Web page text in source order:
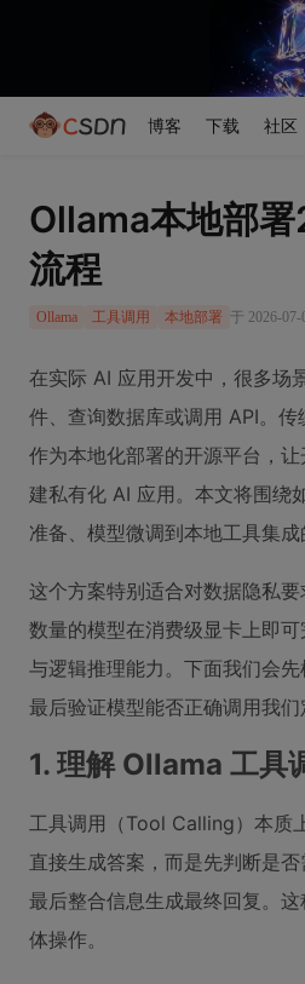
博客 下载 社区
Ollama本地部
流程
Ollama 工具调用 本地部署 于 2026-
在实际 AI 应用开发中，很多场
件、查询数据库或调用 API。
作为本地化部署的开源平台，
建私有化 AI 应用。本文将围绕
准备、模型微调到本地工具集成
这个方案特别适合对数据隐私
数量的模型在消费级显卡上即
与逻辑推理能力。下面我们会
最后验证模型能否正确调用我们
1. 理解 Ollama 工具
工具调用（Tool Calling）本质
直接生成答案，而是先判断是
最后整合信息生成最终回复。
体操作。